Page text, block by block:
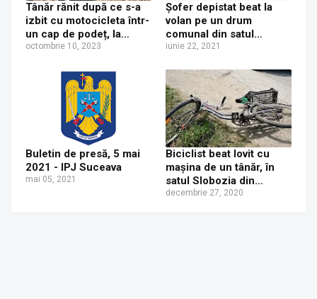
Tânăr rănit după ce s-a
izbit cu motocicleta într-
un cap de podeț, la
Slobozia - Fântânele. I s-
pentru patru infracțiuni
octombrie 10, 2023
Șofer depistat beat la
volan pe un drum
comunal din satul
Slobozia, comuna
iunie 22, 2021
Buletin de presă, 5 mai
2021 - IPJ Suceava
mai 05, 2021
Biciclist beat lovit cu
mașina de un tânăr, în
satul Slobozia din
comuna Zvorîștea.
decembrie 27, 2020